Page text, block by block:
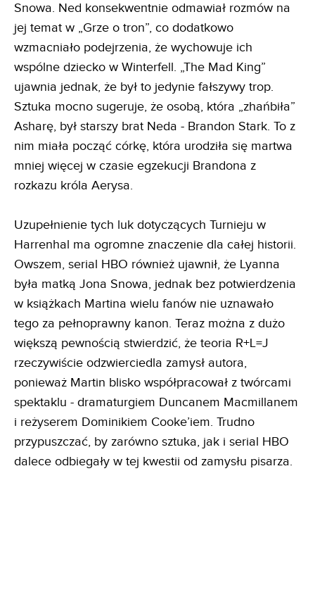
Snowa. Ned konsekwentnie odmawiał rozmów na
jej temat w „Grze o tron”, co dodatkowo
wzmacniało podejrzenia, że wychowuje ich
wspólne dziecko w Winterfell. „The Mad King”
ujawnia jednak, że był to jedynie fałszywy trop.
Sztuka mocno sugeruje, że osobą, która „zhańbiła”
Asharę, był starszy brat Neda - Brandon Stark. To z
nim miała począć córkę, która urodziła się martwa
mniej więcej w czasie egzekucji Brandona z
rozkazu króla Aerysa.
Uzupełnienie tych luk dotyczących Turnieju w
Harrenhal ma ogromne znaczenie dla całej historii.
Owszem, serial HBO również ujawnił, że Lyanna
była matką Jona Snowa, jednak bez potwierdzenia
w książkach Martina wielu fanów nie uznawało
tego za pełnoprawny kanon. Teraz można z dużo
większą pewnością stwierdzić, że teoria R+L=J
rzeczywiście odzwierciedla zamysł autora,
ponieważ Martin blisko współpracował z twórcami
spektaklu - dramaturgiem Duncanem Macmillanem
i reżyserem Dominikiem Cooke’iem. Trudno
przypuszczać, by zarówno sztuka, jak i serial HBO
dalece odbiegały w tej kwestii od zamysłu pisarza.